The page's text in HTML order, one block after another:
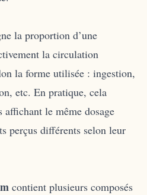
la proportion d’une
la circulation
la forme utilisée : ingestion,
etc. En pratique, cela
le même dosage
perçus différents selon leur
contient plusieurs composés